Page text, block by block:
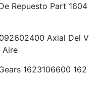
Repuesto Part 1604
Axial Del V
Aire
1623106600 162